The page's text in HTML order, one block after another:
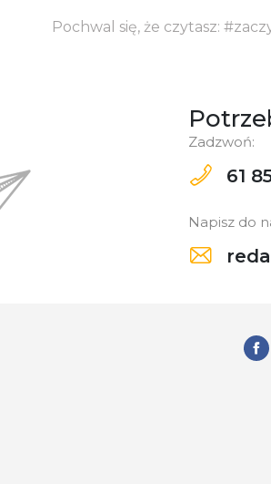
Pochwal się, że czytasz:
Zadzwoń:
61
Napisz do